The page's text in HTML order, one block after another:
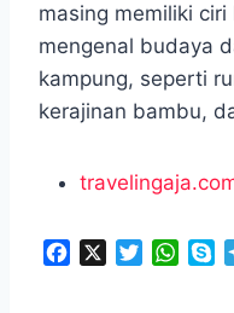
masing memiliki
mengenal budaya
kampung, seperti
kerajinan bambu,
W